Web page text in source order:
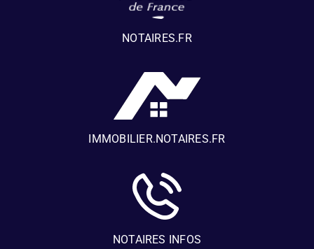
NOTAIRES.FR
IMMOBILIER.NOTAIRES.FR
NOTAIRES INFOS